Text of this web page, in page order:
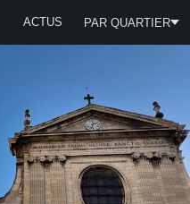
ACTUS PAR QUARTIER